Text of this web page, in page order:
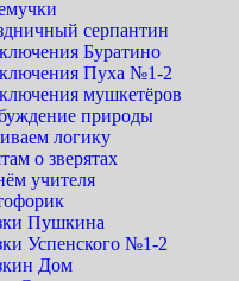
серпантин
Буратино
Пуха №1-2
мушкетёров
природы
логику
о зверятах
учителя
Пушкина
Успенского №1-2
Дом